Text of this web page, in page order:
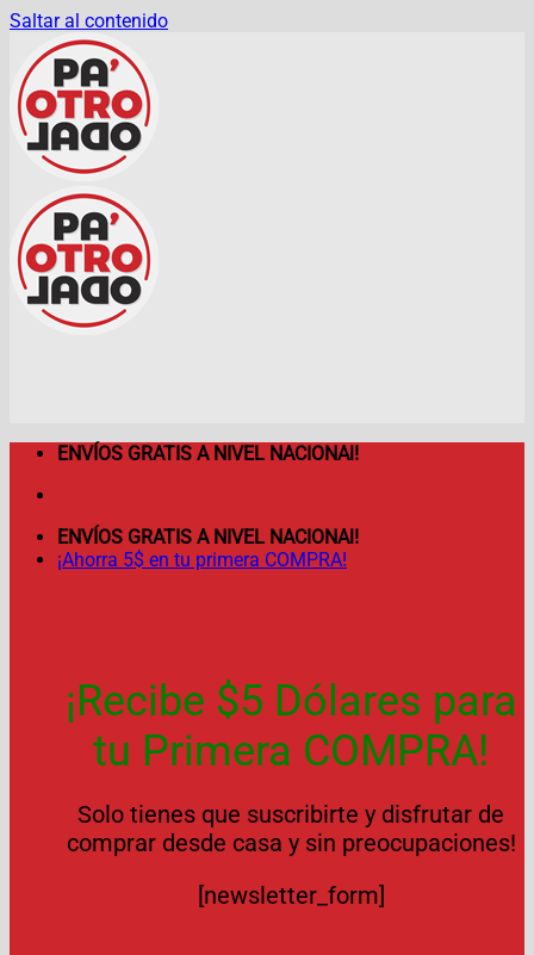
Saltar al contenido
ENVÍOS GRATIS A NIVEL NACIONAl!
ENVÍOS GRATIS A NIVEL NACIONAl!
¡Ahorra 5$ en tu primera COMPRA!
¡Recibe $5 Dólares para
tu Primera COMPRA!
Solo tienes que suscribirte y disfrutar de
comprar desde casa y sin preocupaciones!
[newsletter_form]